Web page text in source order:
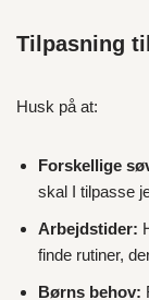
Tilpasning
Husk på at:
Forskellige
skal I tilpasse
Arbejdstider:
finde rutiner,
Børns behov: